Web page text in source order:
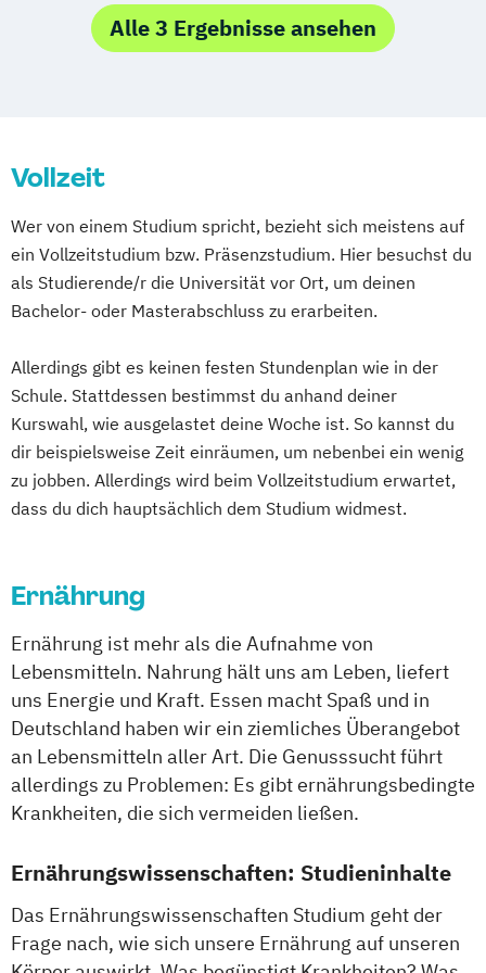
Soziale Arbeit
Sport und Ernährung Sportpsychologie
Zahnmedizin
Alle 3 Ergebnisse ansehen
Vollzeit
Wer von einem Studium spricht, bezieht sich meistens auf
ein Vollzeitstudium bzw. Präsenzstudium. Hier besuchst du
als Studierende/r die Universität vor Ort, um deinen
Bachelor- oder Masterabschluss zu erarbeiten.
Allerdings gibt es keinen festen Stundenplan wie in der
Schule. Stattdessen bestimmst du anhand deiner
Kurswahl, wie ausgelastet deine Woche ist. So kannst du
dir beispielsweise Zeit einräumen, um nebenbei ein wenig
zu jobben. Allerdings wird beim Vollzeitstudium erwartet,
dass du dich hauptsächlich dem Studium widmest.
Ernährung
Ernährung ist mehr als die Aufnahme von
Lebensmitteln. Nahrung hält uns am Leben, liefert
uns Energie und Kraft. Essen macht Spaß und in
Deutschland haben wir ein ziemliches Überangebot
an Lebensmitteln aller Art. Die Genusssucht führt
allerdings zu Problemen: Es gibt ernährungsbedingte
Krankheiten, die sich vermeiden ließen.
Ernährungswissenschaften: Studieninhalte
Das Ernährungswissenschaften Studium geht der
Frage nach, wie sich unsere Ernährung auf unseren